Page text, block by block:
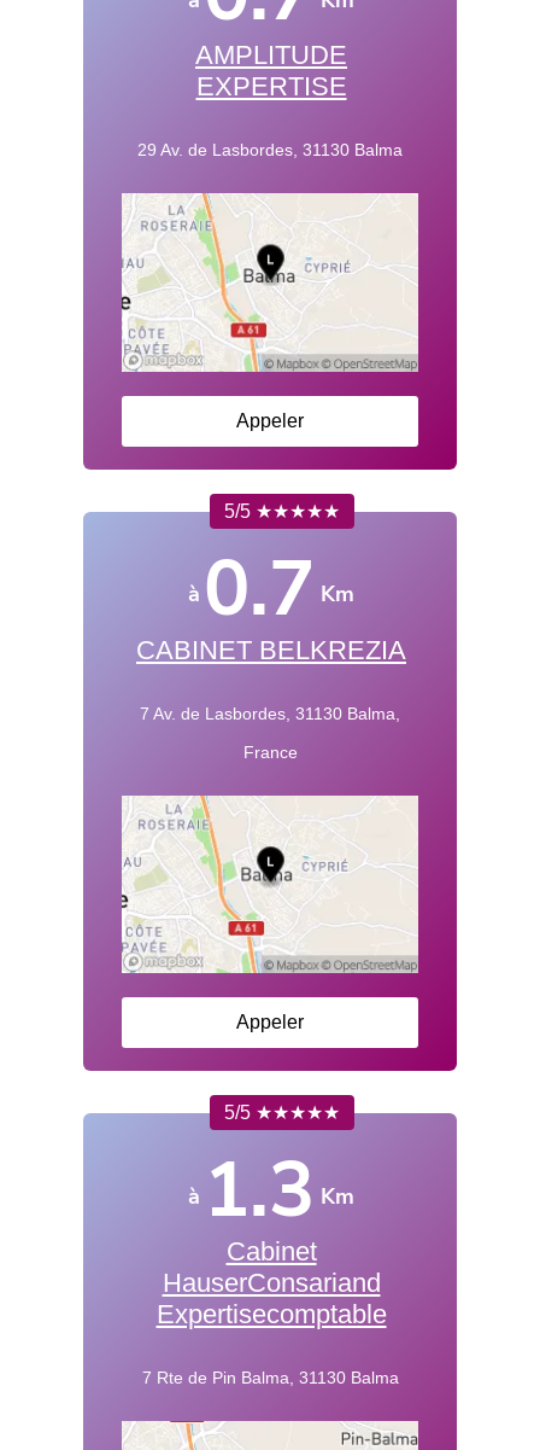
AMPLITUDE
EXPERTISE
29 Av. de Lasbordes, 31130 Balma
Appeler
5/5 ★★★★★
à 0.7 Km
CABINET BELKREZIA
7 Av. de Lasbordes, 31130 Balma,
France
Appeler
5/5 ★★★★★
à 1.3 Km
Cabinet
HauserConsariand
Expertisecomptable
7 Rte de Pin Balma, 31130 Balma